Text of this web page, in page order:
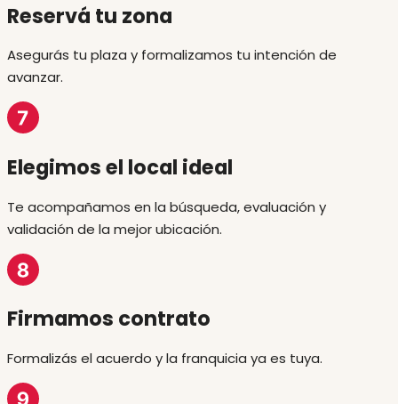
Reservá tu zona
Asegurás tu plaza y formalizamos tu intención de
avanzar.
Elegimos el local ideal
Te acompañamos en la búsqueda, evaluación y
validación de la mejor ubicación.
Firmamos contrato
Formalizás el acuerdo y la franquicia ya es tuya.